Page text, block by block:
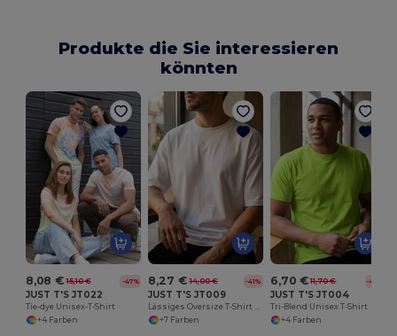
Produkte die Sie interessieren
könnten
8,08 € 15,10 € -47%
JUST T'S JT022
Tie-dye Unisex-T-Shirt
+4 Farben
8,27 € 14,00 € -41%
JUST T'S JT009
Lässiges Oversize T-Shirt aus Baumwolle
+7 Farben
6,70 € 11,70 € -43%
JUST T'S JT004
Tri-Blend Unisex T-Shirt
+4 Farben